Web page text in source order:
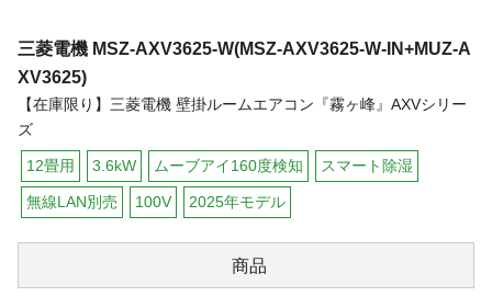
三菱電機 MSZ-AXV3625-W(MSZ-AXV3625-W-IN+MUZ-A
XV3625)
【在庫限り】三菱電機 壁掛ルームエアコン『霧ヶ峰』AXVシリー
ズ
12畳用 3.6kW ムーブアイ160度検知 スマート除湿
無線LAN別売 100V 2025年モデル
商品